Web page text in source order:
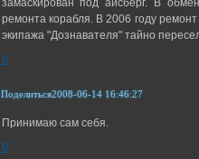
замаскирован под айсберг. В
ремонта корабля. В 2006 году
экипажа "Дознавателя" тайно
0
Поделиться2008-06-14 16:46:27
Принимаю сам себя.
0